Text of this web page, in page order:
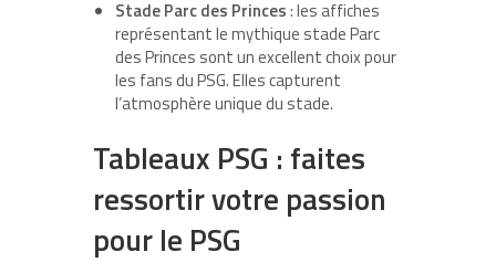
Stade Parc des Princes: les affiches
représentant le mythique stade Parc
des Princes sont un excellent choix pour
les fans du PSG. Elles capturent
l’atmosphère unique du stade.
Tableaux PSG : faites
ressortir votre passion
pour le PSG